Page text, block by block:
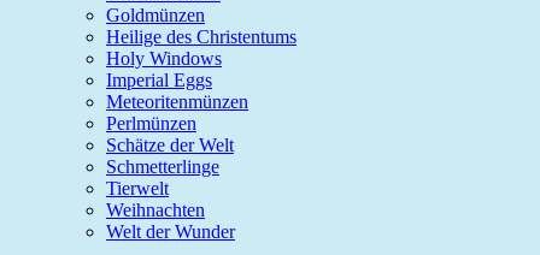
Goldmünzen
Heilige des Christentums
Holy Windows
Imperial Eggs
Meteoritenmünzen
Perlmünzen
Schätze der Welt
Schmetterlinge
Tierwelt
Weihnachten
Welt der Wunder